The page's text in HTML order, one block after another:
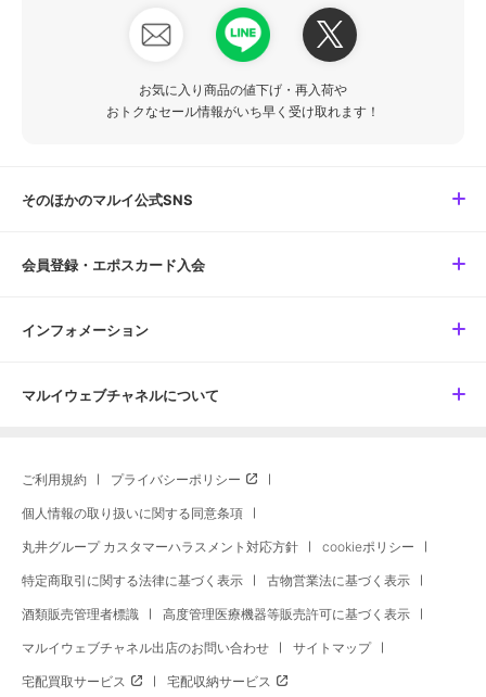
お気に入り商品の値下げ・再入荷や
おトクなセール情報がいち早く受け取れます！
そのほかのマルイ公式SNS
会員登録・エポスカード入会
インフォメーション
マルイウェブチャネルについて
ご利用規約 プライバシーポリシー
個人情報の取り扱いに関する同意条項
丸井グループ カスタマーハラスメント対応方針 cookieポリシー
特定商取引に関する法律に基づく表示 古物営業法に基づく表示
酒類販売管理者標識 高度管理医療機器等販売許可に基づく表示
マルイウェブチャネル出店のお問い合わせ サイトマップ
宅配買取サービス 宅配収納サービス